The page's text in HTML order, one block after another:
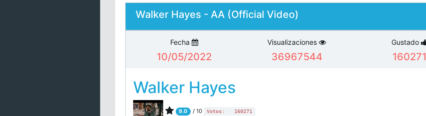
Walker Hayes - AA (Official Video)
Fecha
10/05/2022
Visualizaciones
36967544
Gustado
160271
Walker Hayes
9.0 / 10 Votos: 160271